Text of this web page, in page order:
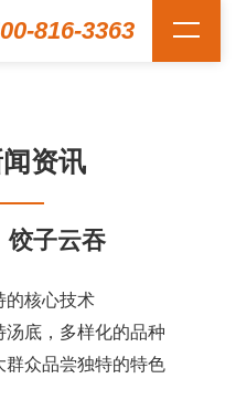
816-3363
资讯
饺子云吞
的核心技术
底，多样化的品种
群众品尝独特的特色